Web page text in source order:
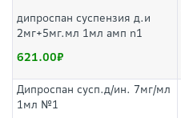
дипроспан суспензия д.и
2мг+5мг.мл 1мл амп n1
621.00
Дипроспан сусп.д/ин. 7мг/мл
1мл №1